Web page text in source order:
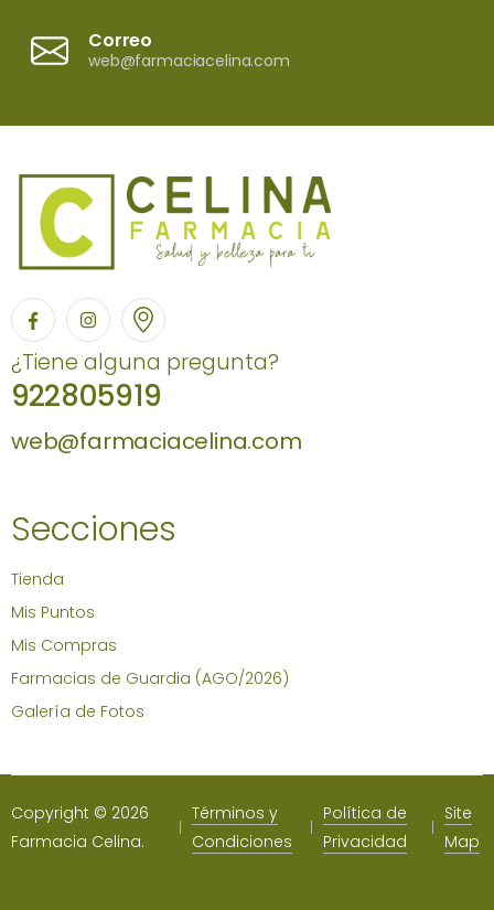
Correo
web@farmaciacelina.com
¿Tiene alguna pregunta?
922805919
web@farmaciacelina.com
Secciones
Tienda
Mis Puntos
Mis Compras
Farmacias de Guardia (AGO/2026)
Galería de Fotos
Copyright © 2026
Farmacia Celina.
Términos y
Condiciones
Política de
Privacidad
Site
Map